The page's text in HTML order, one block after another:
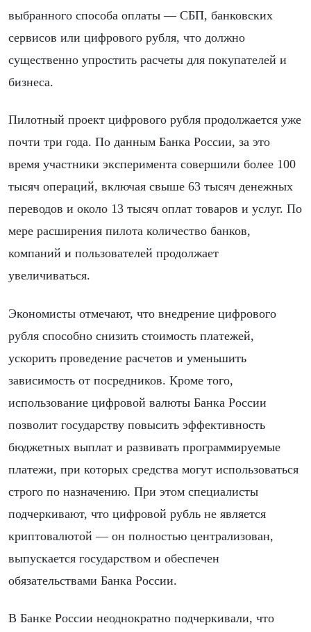
выбранного способа оплаты — СБП, банковских
сервисов или цифрового рубля, что должно
существенно упростить расчеты для покупателей и
бизнеса.
Пилотный проект цифрового рубля продолжается уже
почти три года. По данным Банка России, за это
время участники эксперимента совершили более 100
тысяч операций, включая свыше 63 тысяч денежных
переводов и около 13 тысяч оплат товаров и услуг. По
мере расширения пилота количество банков,
компаний и пользователей продолжает
увеличиваться.
Экономисты отмечают, что внедрение цифрового
рубля способно снизить стоимость платежей,
ускорить проведение расчетов и уменьшить
зависимость от посредников. Кроме того,
использование цифровой валюты Банка России
позволит государству повысить эффективность
бюджетных выплат и развивать программируемые
платежи, при которых средства могут использоваться
строго по назначению. При этом специалисты
подчеркивают, что цифровой рубль не является
криптовалютой — он полностью централизован,
выпускается государством и обеспечен
обязательствами Банка России.
В Банке России неоднократно подчеркивали, что